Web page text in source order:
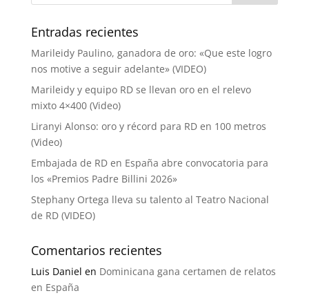
Entradas recientes
Marileidy Paulino, ganadora de oro: «Que este logro
nos motive a seguir adelante» (VIDEO)
Marileidy y equipo RD se llevan oro en el relevo
mixto 4×400 (Video)
Liranyi Alonso: oro y récord para RD en 100 metros
(Video)
Embajada de RD en España abre convocatoria para
los «Premios Padre Billini 2026»
Stephany Ortega lleva su talento al Teatro Nacional
de RD (VIDEO)
Comentarios recientes
Luis Daniel en Dominicana gana certamen de relatos
en España